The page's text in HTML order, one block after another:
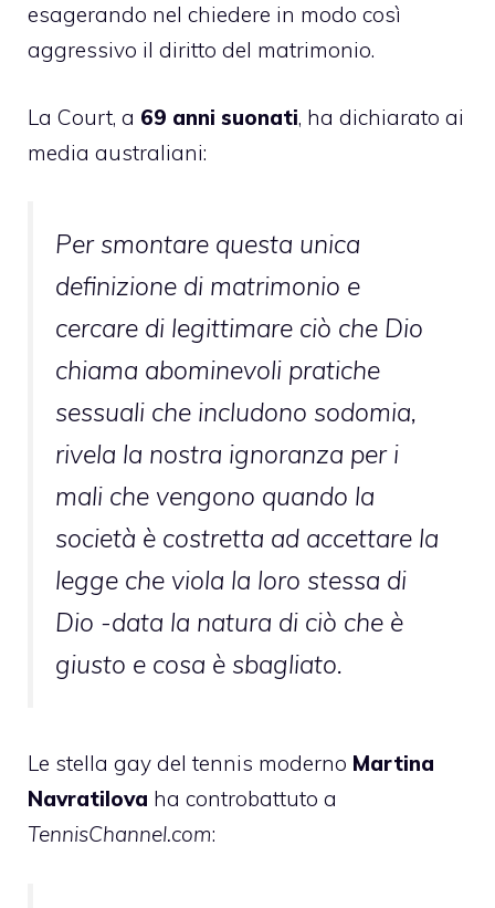
esagerando nel chiedere in modo così
aggressivo il diritto del matrimonio.
La Court, a 69 anni suonati, ha dichiarato ai
media australiani:
Per smontare questa unica
definizione di matrimonio e
cercare di legittimare ciò che Dio
chiama abominevoli pratiche
sessuali che includono sodomia,
rivela la nostra ignoranza per i
mali che vengono quando la
società è costretta ad accettare la
legge che viola la loro stessa di
Dio -data la natura di ciò che è
giusto e cosa è sbagliato.
Le stella gay del tennis moderno Martina
Navratilova ha controbattuto a
TennisChannel.com: